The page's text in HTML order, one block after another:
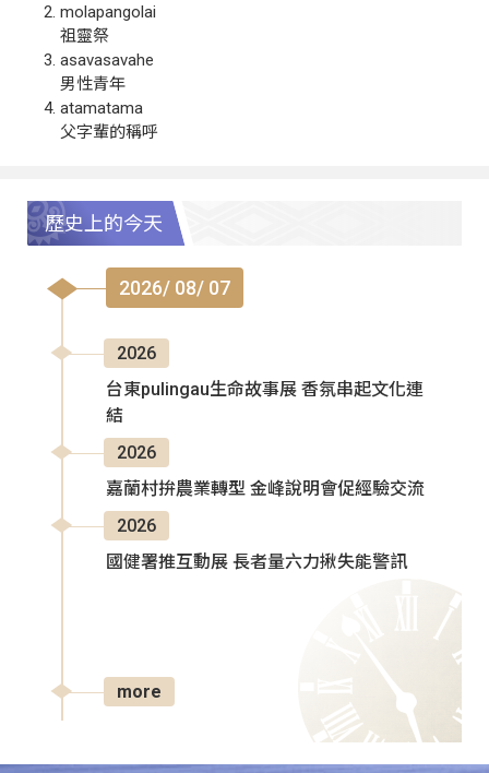
molapangolai
祖靈祭
asavasavahe
男性青年
atamatama
父字輩的稱呼
歷史上的今天
2026/ 08/ 07
2026
台東pulingau生命故事展 香氛串起文化連
結
2026
嘉蘭村拚農業轉型 金峰說明會促經驗交流
2026
國健署推互動展 長者量六力揪失能警訊
more